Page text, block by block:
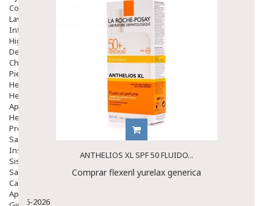
Congestión
Lavado Ojos
Inflamación Del Oido (otitis)
Higiene Oido
Deshabituación Tabaquismo
Chicles
Piel
Herpes Y Hongos
Heridas Y úlceras
Aparato Genital
Hemorroides
Protectores Y Emolientes
Salud
Insomnio
Sistema Nervioso
Salud Bucodental
Capilar
Apósitos
ANTHELIOS XL SPF 50 FLUIDO...
Comprar flexeril yurelax generica
8-6-2026